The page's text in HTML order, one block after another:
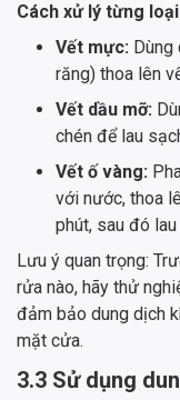
Cách xử lý từng
Vết mực: Dùng
răng) thoa lên
Vết dầu mỡ:
chén để lau
Vết ố vàng:
với nước, thoa
phút, sau đó
Lưu ý quan trọng:
rửa nào, hãy thử
đảm bảo dung dịch
mặt cửa.
3.3 Sử dụng